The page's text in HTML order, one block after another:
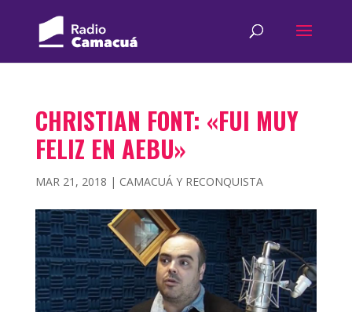
CHRISTIAN FONT: «FUI MUY
FELIZ EN AEBU»
MAR 21, 2018 | CAMACUÁ Y RECONQUISTA